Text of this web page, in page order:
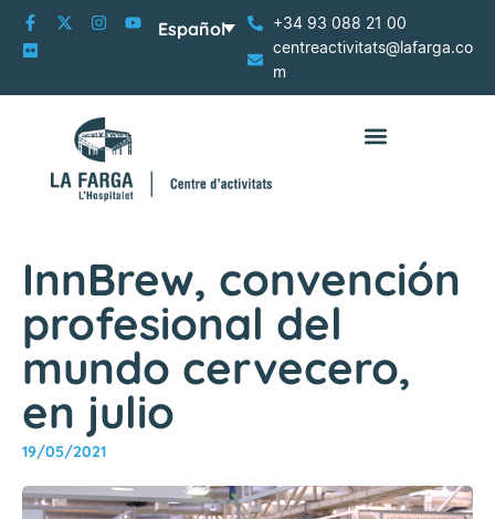
+34 93 088 21 00
centreactivitats@lafarga.co
m
Español
InnBrew, convención
profesional del
mundo cervecero,
en julio
19/05/2021